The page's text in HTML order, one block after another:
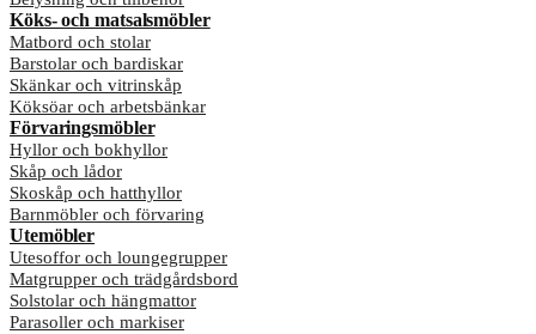
Köks- och matsalsmöbler
Matbord och stolar
Barstolar och bardiskar
Skänkar och vitrinskåp
Köksöar och arbetsbänkar
Förvaringsmöbler
Hyllor och bokhyllor
Skåp och lådor
Skoskåp och hatthyllor
Barnmöbler och förvaring
Utemöbler
Utesoffor och loungegrupper
Matgrupper och trädgårdsbord
Solstolar och hängmattor
Parasoller och markiser